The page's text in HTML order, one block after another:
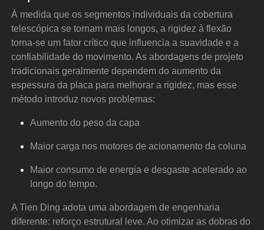
À medida que os segmentos individuais da cobertura
telescópica se tornam mais longos, a rigidez à flexão
torna-se um fator crítico que influencia a suavidade e a
confiabilidade do movimento. As abordagens de projeto
tradicionais geralmente dependem do aumento da
espessura da placa para melhorar a rigidez, mas esse
método introduz novos problemas:
Aumento do peso da capa
Maior carga nos motores de acionamento da coluna
Maior consumo de energia e desgaste acelerado ao
longo do tempo.
A Tien Ding adota uma abordagem de engenharia
diferente: reforço estrutural leve. Ao otimizar as dobras do